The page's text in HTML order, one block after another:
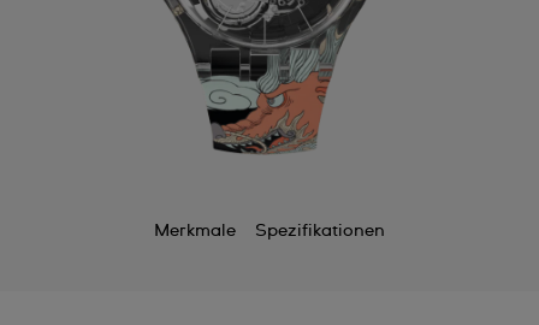
Merkmale Spezifikationen